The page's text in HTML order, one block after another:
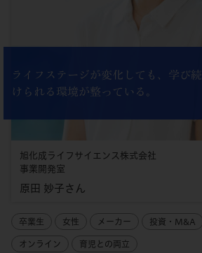
ライフステージが変化しても、学び続
けられる環境が整っている。
旭化成ライフサイエンス株式会社
事業開発室
原田 妙子さん
卒業生 女性 メーカー 投資・M&A
オンライン 育児との両立